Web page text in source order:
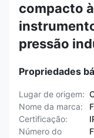
compacto
pressão
Propriedades
Lugar de origem:
Nome da marca:
Certificação:
Número do